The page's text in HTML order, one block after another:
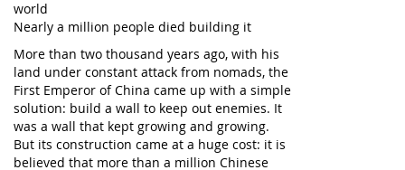
world
Nearly a million people died building it
More than two thousand years ago, with his
land under constant attack from nomads, the
First Emperor of China came up with a simple
solution: build a wall to keep out enemies. It
was a wall that kept growing and growing.
But its construction came at a huge cost: it is
believed that more than a million Chinese